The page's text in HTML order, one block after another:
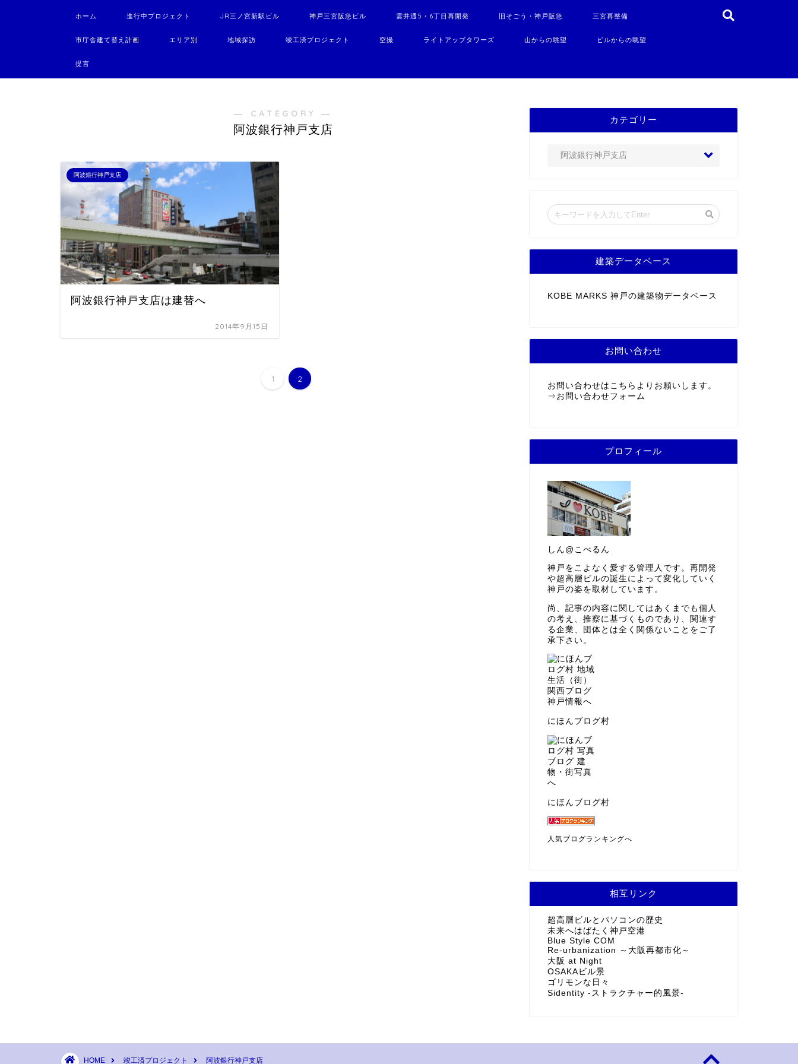
ホーム 進行中プロジェクト JR三ノ宮新駅ビル 神戸三宮阪急ビル 雲井通5・6丁目再開発 旧そごう・神戸阪急 三宮再整備
市庁舎建て替え計画 エリア別 地域探訪 竣工済プロジェクト 空撮 ライトアップタワーズ 山からの眺望 ビルからの眺望
提言
― CATEGORY ―
阿波銀行神戸支店
阿波銀行神戸支店
阿波銀行神戸支店は建替へ
2014年9月15日
1 2
カテゴリー
建築データベース
KOBE MARKS 神戸の建築物データベース
お問い合わせ
お問い合わせはこちらよりお願いします。
⇒ お問い合わせフォーム
プロフィール
しん@こべるん
神戸をこよなく愛する管理人です。再開発
や超高層ビルの誕生によって変化していく
神戸の姿を取材しています。
尚、記事の内容に関してはあくまでも個人
の考え、推察に基づくものであり、関連す
る企業、団体とは全く関係ないことをご了
承下さい。
にほんブログ村
にほんブログ村
人気ブログランキングへ
相互リンク
超高層ビルとパソコンの歴史
未来へはばたく神戸空港
Blue Style COM
Re-urbanization ～大阪再都市化～
大阪 at Night
OSAKAビル景
ゴリモンな日々
Sidentity -ストラクチャー的風景-
HOME 竣工済プロジェクト 阿波銀行神戸支店